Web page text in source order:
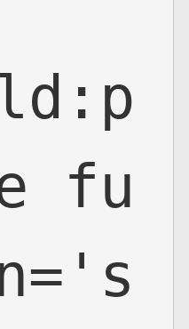
fu